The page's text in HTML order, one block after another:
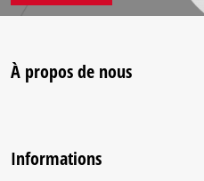
À propos de nous
Informations